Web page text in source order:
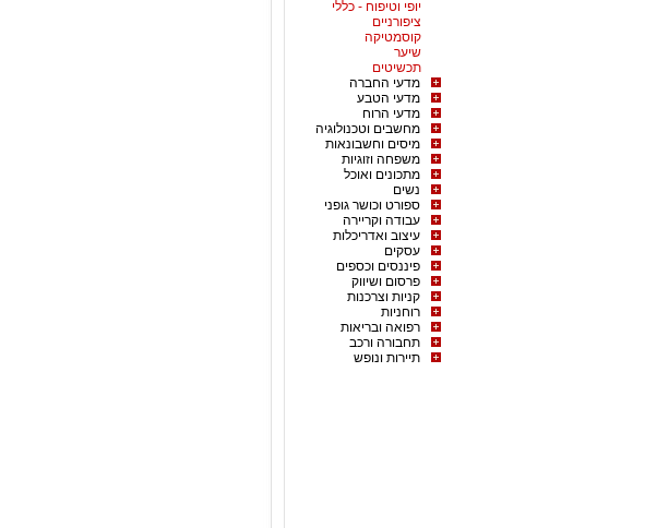
יופי וטיפוח - כללי
ציפורניים
קוסמטיקה
שיער
תכשיטים
מדעי החברה
מדעי הטבע
מדעי הרוח
מחשבים וטכנולוגיה
מיסים וחשבונאות
משפחה וזוגיות
מתכונים ואוכל
נשים
ספורט וכושר גופני
עבודה וקריירה
עיצוב ואדריכלות
עסקים
פיננסים וכספים
פרסום ושיווק
קניות וצרכנות
רוחניות
רפואה ובריאות
תחבורה ורכב
תיירות ונופש